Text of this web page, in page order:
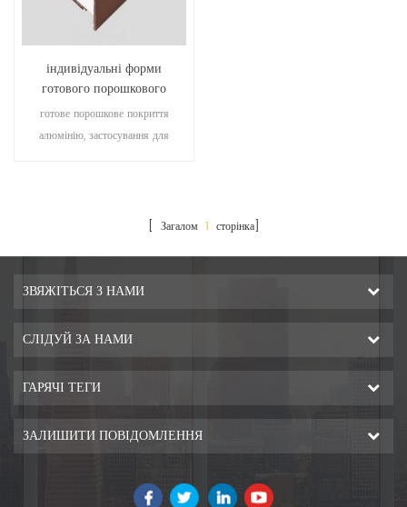
індивідуальні форми
готового порошкового
покриття екструдованих
алюмінієвих профілів
готове порошкове покриття
алюмінію, застосування для
[ Загалом 1 сторінка]
ЗВЯЖІТЬСЯ З НАМИ
СЛІДУЙ ЗА НАМИ
ГАРЯЧІ ТЕГИ
ЗАЛИШИТИ ПОВІДОМЛЕННЯ